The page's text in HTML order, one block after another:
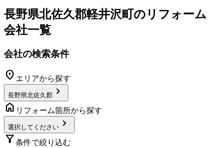
長野県北佐久郡軽井沢町のリフォーム
会社一覧
会社の検索条件
location_on エリアから探す
長野県北佐久郡 chevron_right
home リフォーム箇所から探す
選択してください chevron_right
filter_alt 条件で絞り込む